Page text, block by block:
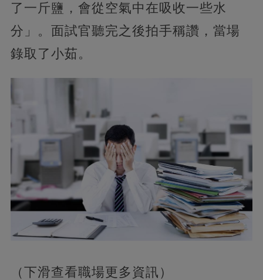
了一斤鹽，會從空氣中在吸收一些水
分」。面試官聽完之後拍手稱讚，當場
錄取了小茹。
（下滑查看職場更多資訊）